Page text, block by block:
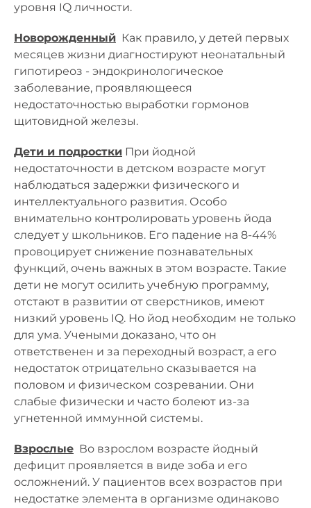
уровня IQ личности.
Новорожденный Как правило, у детей первых
месяцев жизни диагностируют неонатальный
гипотиреоз - эндокринологическое
заболевание, проявляющееся
недостаточностью выработки гормонов
щитовидной железы.
Дети и подростки При йодной
недостаточности в детском возрасте могут
наблюдаться задержки физического и
интеллектуального развития. Особо
внимательно контролировать уровень йода
следует у школьников. Его падение на 8-44%
провоцирует снижение познавательных
функций, очень важных в этом возрасте. Такие
дети не могут осилить учебную программу,
отстают в развитии от сверстников, имеют
низкий уровень IQ. Но йод необходим не только
для ума. Учеными доказано, что он
ответственен и за переходный возраст, а его
недостаток отрицательно сказывается на
половом и физическом созревании. Они
слабые физически и часто болеют из-за
угнетенной иммунной системы.
Взрослые Во взрослом возрасте йодный
дефицит проявляется в виде зоба и его
осложнений. У пациентов всех возрастов при
недостатке элемента в организме одинаково